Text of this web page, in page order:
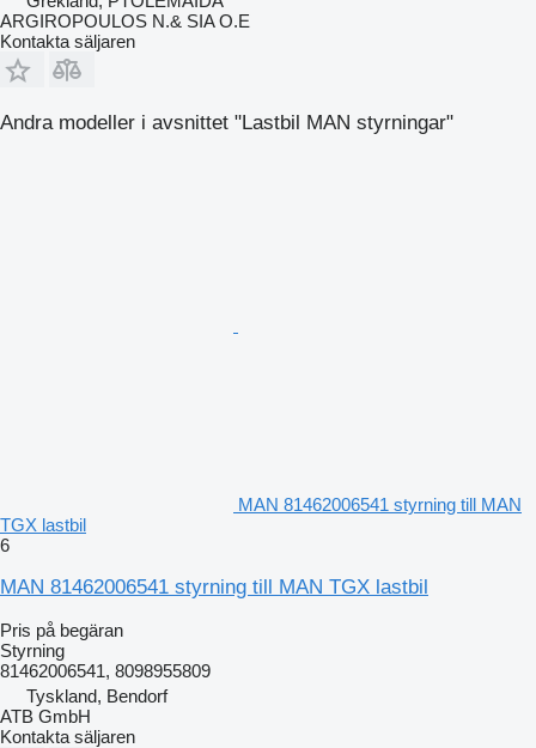
ARGIROPOULOS N.& SIA O.E
Kontakta säljaren
Andra modeller i avsnittet "Lastbil MAN styrningar"
MAN 81462006541 styrning till MAN
TGX lastbil
6
MAN 81462006541 styrning till MAN TGX lastbil
Pris på begäran
Styrning
81462006541, 8098955809
Tyskland, Bendorf
ATB GmbH
Kontakta säljaren